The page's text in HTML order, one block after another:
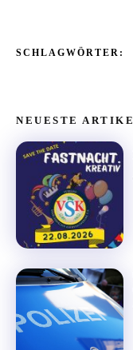
SCHLAGWÖRTER:
NEUESTE